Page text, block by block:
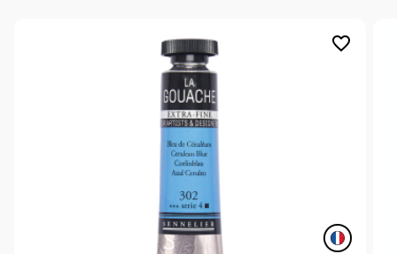
favorite_border